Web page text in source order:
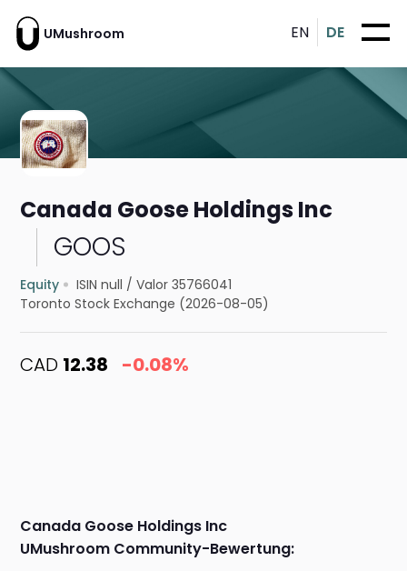
UMushroom EN DE
Canada Goose Holdings Inc
GOOS
Equity ISIN null /Valor 35766041
Toronto Stock Exchange (2026-08-05)
CAD 12.38 -0.08%
Canada Goose Holdings Inc
UMushroom Community-Bewertung: